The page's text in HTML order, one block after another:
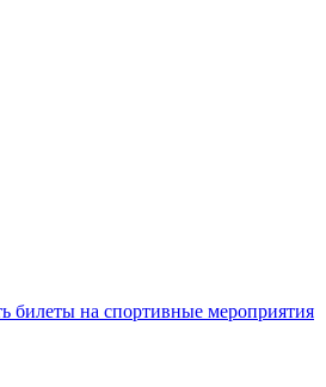
билеты на спортивные мероприятия